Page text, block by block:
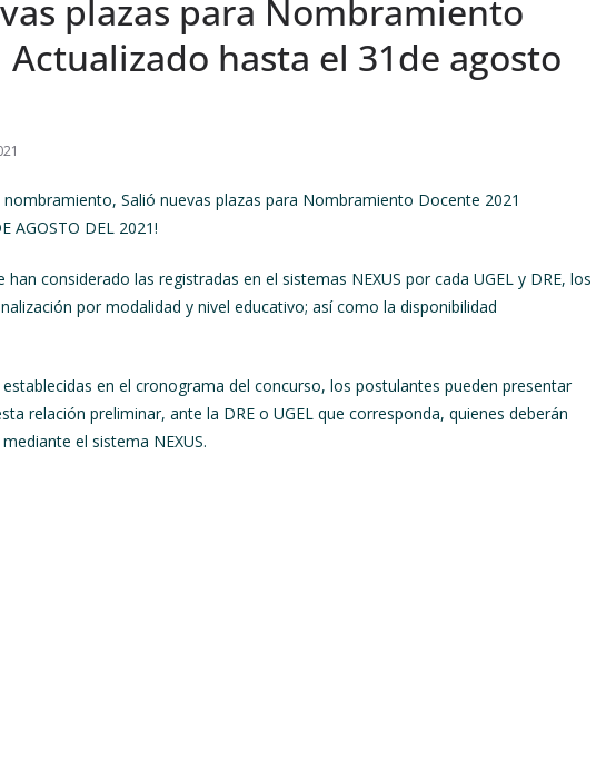
plazas para Nombramiento
Actualizado hasta el 31de agosto
Salió nuevas plazas para Nombramiento Docente 2021
AGOSTO DEL 2021!
considerado las registradas en el sistemas NEXUS por cada UGEL y DRE, los
por modalidad y nivel educativo; así como la disponibilidad
en el cronograma del concurso, los postulantes pueden presentar
relación preliminar, ante la DRE o UGEL que corresponda, quienes deberán
el sistema NEXUS.